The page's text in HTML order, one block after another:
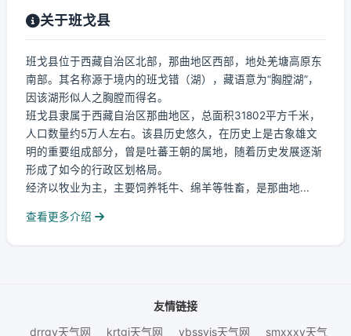
关于班戈县
班戈县位于西藏自治区北部，那曲地区西部，地处羌塘高原东
南部。其名称源于境内的班戈错（湖），藏语意为“胸膛湖”，
因该湖形似人之胸膛而得名。
班戈县隶属于西藏自治区那曲地区，总面积31802平方千米，
人口数量约5万人左右。该县历史悠久，在历史上是古象雄文
明的重要组成部分，曾是吐蕃王朝的属地，随着历史发展逐渐
形成了如今的行政区划格局。
经济以牧业为主，主要饲养牦牛、绵羊等牲畜，是那曲地...
查看更多介绍
友情链接
drrgy天气网
krtgj天气网 ybssyjs天气网 smxxxy天气